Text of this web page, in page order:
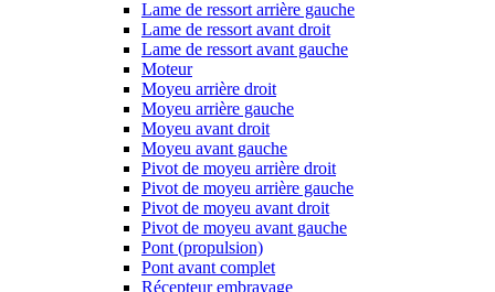
Lame de ressort arrière gauche
Lame de ressort avant droit
Lame de ressort avant gauche
Moteur
Moyeu arrière droit
Moyeu arrière gauche
Moyeu avant droit
Moyeu avant gauche
Pivot de moyeu arrière droit
Pivot de moyeu arrière gauche
Pivot de moyeu avant droit
Pivot de moyeu avant gauche
Pont (propulsion)
Pont avant complet
Récepteur embrayage